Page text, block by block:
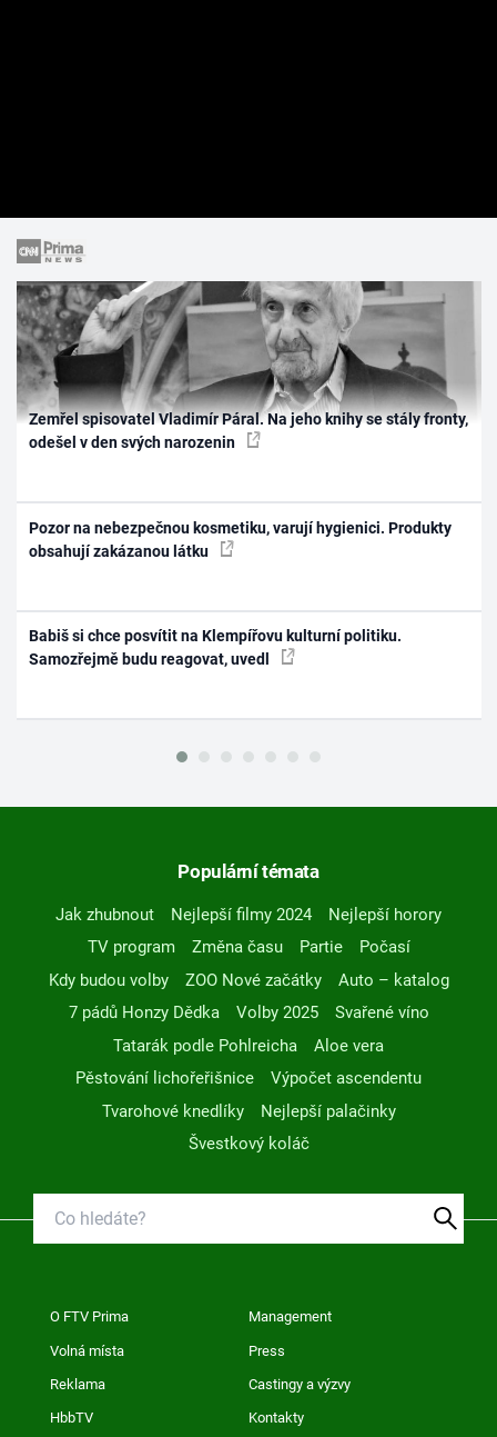
Zemřel spisovatel Vladimír Páral. Na jeho knihy se stály fronty,
odešel v den svých narozenin
Pozor na nebezpečnou kosmetiku, varují hygienici. Produkty
obsahují zakázanou látku
Babiš si chce posvítit na Klempířovu kulturní politiku.
Samozřejmě budu reagovat, uvedl
Populární témata
Jak zhubnout Nejlepší filmy 2024
Nejlepší horory
TV program
Změna času Partie
Počasí
Kdy budou volby
ZOO Nové začátky
Auto – katalog
7 pádů Honzy Dědka
Volby 2025
Svařené víno
Tatarák podle Pohlreicha
Aloe vera
Pěstování lichořeřišnice
Výpočet ascendentu
Tvarohové knedlíky
Nejlepší palačinky
Švestkový koláč
O FTV Prima Management
Volná místa Press
Reklama Castingy a výzvy
HbbTV Kontakty